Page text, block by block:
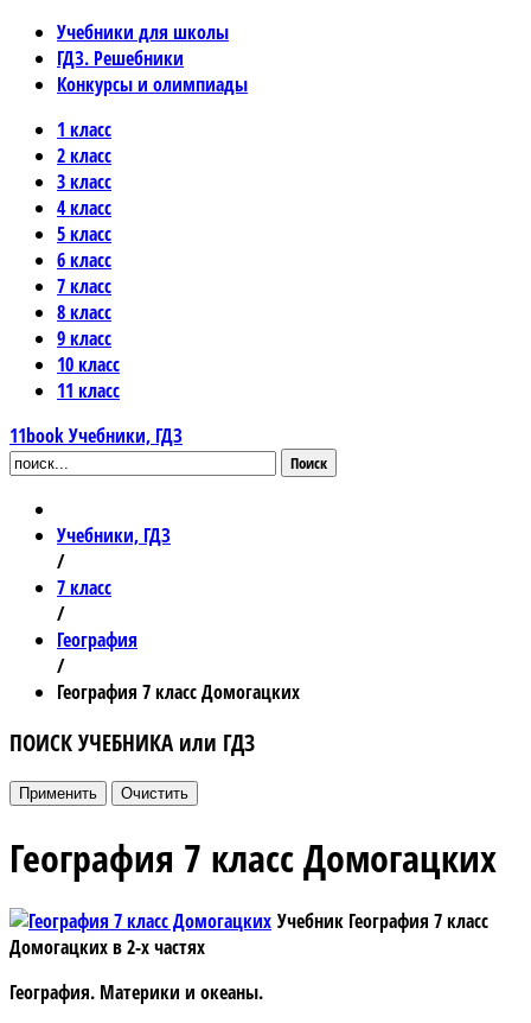
Учебники для школы
ГДЗ. Решебники
Конкурсы и олимпиады
1 класс
2 класс
3 класс
4 класс
5 класс
6 класс
7 класс
8 класс
9 класс
10 класс
11 класс
11bookУчебники, ГДЗ
Поиск
Учебники, ГДЗ
/
7 класс
/
География
/
География 7 класс Домогацких
ПОИСК УЧЕБНИКА или ГДЗ
География 7 класс Домогацких
Учебник География 7 класс
Домогацких в 2-х частях
География. Материки и океаны.